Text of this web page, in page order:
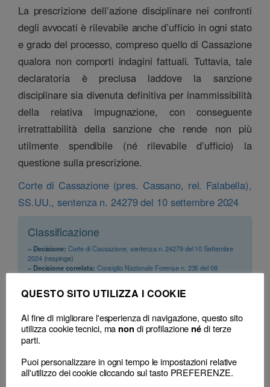
La prescrizione dell’azione disciplinare nei confronti
degli avvocati è rilevabile anche d’ufficio in ogni stato
e grado del processo, compreso quello di Cassazione
qualora non comporti indagini fattuali. Tuttavia, tale
declaratoria è preclusa laddove la sanzione
disciplinare sia divenuta definitiva per inammissibilità
della relativa impugnazione, con conseguente
irretrattabilità della sanzione che rende non più
utilmente spendibile (né rilevabile d’ufficio) la
questione sulla prescrizione.
Corte di Cassazione (pres. Cassano, rel. Falabella),
SS.UU., sentenza n. 24279 del 10 settembre 2024
Classificazione
– Decisione: Corte di Cassazione, sentenza n. 24279 del 10 Settembre
2024(respinge)
– Decisione correlata: Consiglio Nazionale Forense n. 235 del 08
QUESTO SITO UTILIZZA I COOKIE
Al fine di migliorare l'esperienza di navigazione, questo sito
utilizza cookie tecnici, ma non di profilazione nédi terze
parti.
Puoi personalizzare in ogni tempo le impostazioni relative
all'utilizzo dei cookie cliccando sul tasto PREFERENZE.